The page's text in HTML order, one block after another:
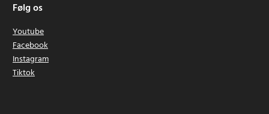
Følg os
Youtube
Facebook
Instagram
Tiktok